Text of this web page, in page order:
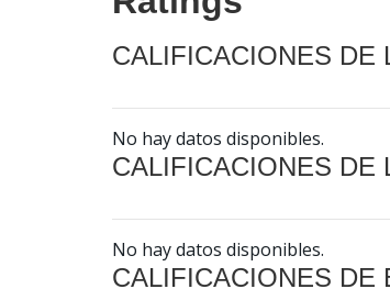
CALIFICACIONES DE
No hay datos disponibles.
CALIFICACIONES DE
No hay datos disponibles.
CALIFICACIONES DE